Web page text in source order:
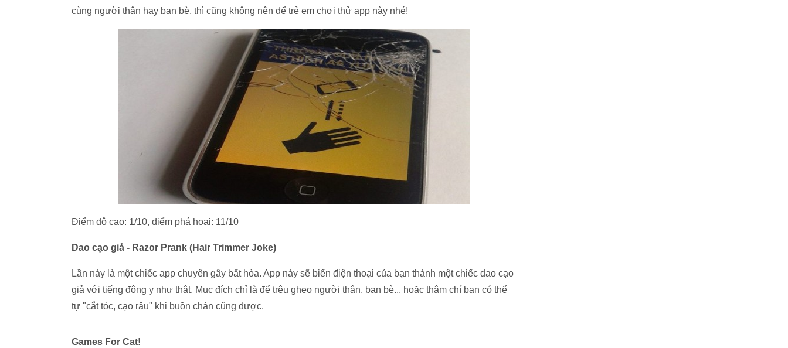
cùng người thân hay bạn bè, thì cũng không nên để trẻ em chơi thử app này nhé!
Điểm độ cao: 1/10, điểm phá hoại: 11/10
Dao cạo giả - Razor Prank (Hair Trimmer Joke)
Lần này là một chiếc app chuyên gây bất hòa. App này sẽ biến điện thoại của bạn thành một chiếc dao cạo
giả với tiếng động y như thật. Mục đích chỉ là để trêu ghẹo người thân, bạn bè... hoặc thậm chí bạn có thể
tự "cắt tóc, cạo râu" khi buồn chán cũng được.
Games For Cat!